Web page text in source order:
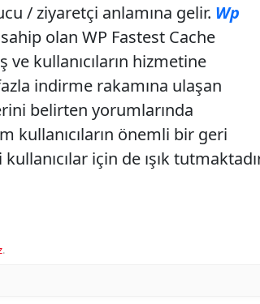
/ ziyaretçi anlamına gelir. Wp
olan WP Fastest Cache
kullanıcıların hizmetine
indirme rakamına ulaşan
belirten yorumlarında
önemli bir geri
için de ışık
.